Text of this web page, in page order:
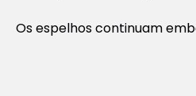
Os espelhos continuam